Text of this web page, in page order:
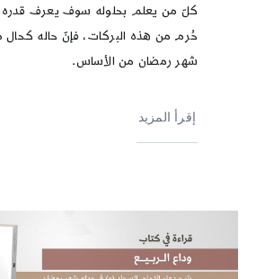
كلّ من يعلم بحلوله سوف يعرف قدره
حُرم من هذه البركات، فإنّ حاله
شهر رمضان من الأساس.
إقرأ المزيد